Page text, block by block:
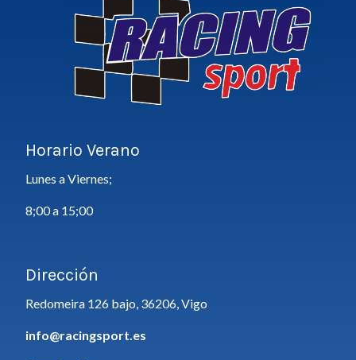
Horario Verano
Lunes a Viernes;
8;00 a 15;00
Dirección
Redomeira 126 bajo, 36206, Vigo
info@racingsport.es